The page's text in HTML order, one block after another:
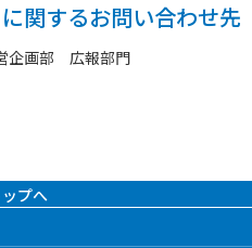
関するお問い合わせ先
企画部 広報部門
プへ